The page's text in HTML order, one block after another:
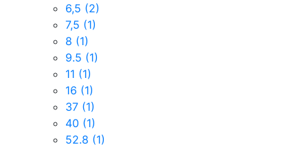
6,5 (2)
7,5 (1)
8 (1)
9.5 (1)
11 (1)
16 (1)
37 (1)
40 (1)
52.8 (1)